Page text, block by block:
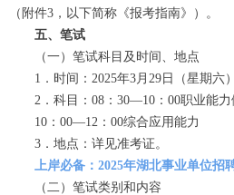
（附件3，以下简称《报考指南》）。
五、笔试
（一）笔试科目及时间、地点
1．时间：2025年3月29日（星期六
2．科目：08：30—10：00职业能力
10：00—12：00综合应用能力
3．地点：详见准考证。
上岸必备：2025年湖北事业单位招
（二）笔试类别和内容